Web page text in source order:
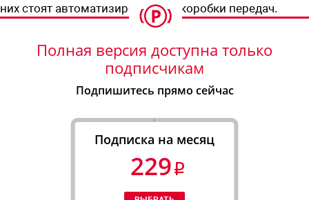
них стоят автоматизированные коробки передач.
Полная версия доступна только
подписчикам
Подпишитесь прямо сейчас
Подписка на месяц
229